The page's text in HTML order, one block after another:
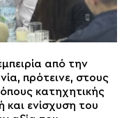
από την
πρότεινε, στους
κατηχητικής
ενίσχυση του